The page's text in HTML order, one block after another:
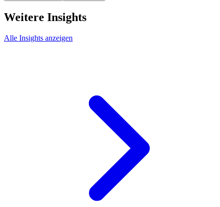
Weitere Insights
Alle Insights anzeigen